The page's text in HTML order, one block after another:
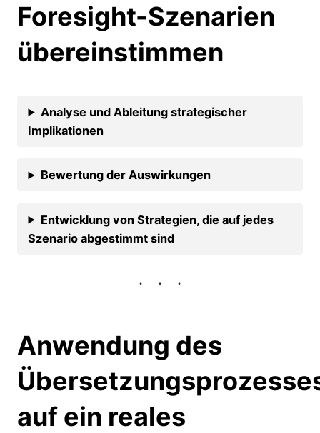
Foresight-Szenarien
übereinstimmen
Analyse und Ableitung strategischer
Implikationen
Bewertung der Auswirkungen
Entwicklung von Strategien, die auf jedes
Szenario abgestimmt sind
Anwendung des
auf ein reales